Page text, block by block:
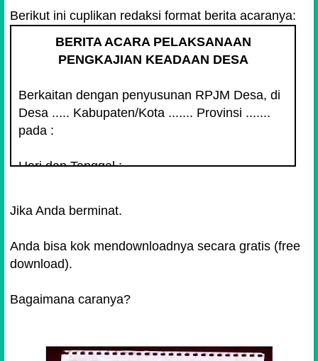
Berikut ini cuplikan redaksi format berita acaranya:
BERITA ACARA PELAKSANAAN
PENGKAJIAN KEADAAN DESA
Berkaitan dengan penyusunan RPJM Desa, di
Desa ..... Kabupaten/Kota ....... Provinsi .......
pada :
Hari dan Tanggal : ...
keadaan Desa yang dihadiri oleh wakil-wakil
dari kelompok, kepala dusun, warga dusun,
Desa sebagaimana tercantum dalam daftar
dalam proses pengkajian Desa tersebut adalah
Jika Anda berminat.
Anda bisa kok mendownloadnya secara gratis (free
download).
Bagaimana caranya?